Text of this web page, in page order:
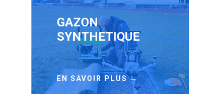
GAZON
SYNTHETIQUE
EN SAVOIR PLUS →